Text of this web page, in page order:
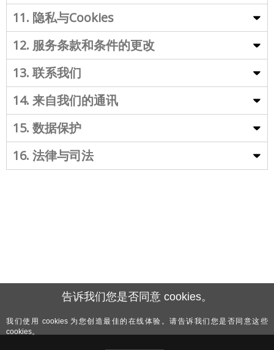
11. 隐私与Cookies
12. 服务条款和条件的更改
13. 联系我们
14. 来自我们的通讯
15. 数据保护
16. 法律与司法
告诉我们您是否同意 cookies。
我们使用 cookies 为您创造最佳的在线体验。请告诉我们您是否同意这些
cookies。